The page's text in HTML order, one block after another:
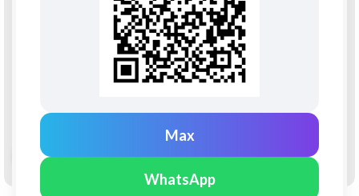
Max
WhatsApp
Нажмите, чтобы увеличить